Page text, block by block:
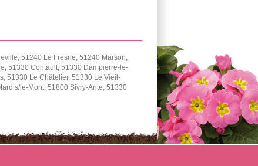
51240 Le Fresne, 51240 Marson,
51330 Contault, 51330 Dampierre-le-
51330 Le Châtelier, 51330 Le Vieil-
s/le-Mont, 51800 Sivry-Ante, 51330